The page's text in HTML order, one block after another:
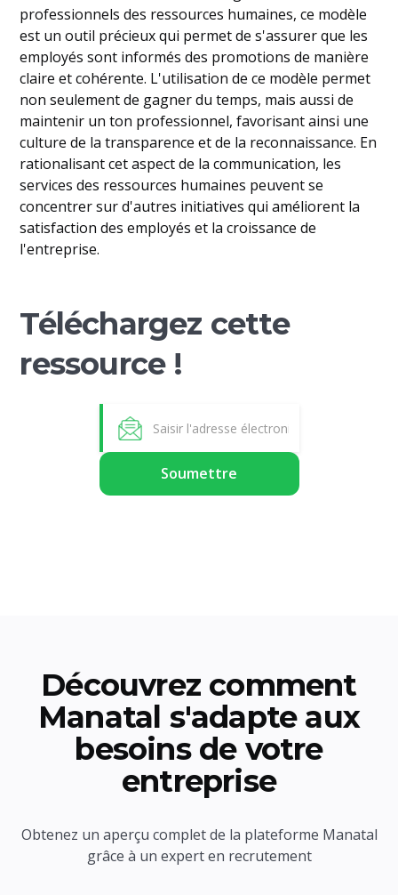
professionnels des ressources humaines, ce modèle
est un outil précieux qui permet de s'assurer que les
employés sont informés des promotions de manière
claire et cohérente. L'utilisation de ce modèle permet
non seulement de gagner du temps, mais aussi de
maintenir un ton professionnel, favorisant ainsi une
culture de la transparence et de la reconnaissance. En
rationalisant cet aspect de la communication, les
services des ressources humaines peuvent se
concentrer sur d'autres initiatives qui améliorent la
satisfaction des employés et la croissance de
l'entreprise.
Téléchargez cette
ressource !
Découvrez comment
Manatal s'adapte aux
besoins de votre
entreprise
Obtenez un aperçu complet de la plateforme Manatal
grâce à un expert en recrutement